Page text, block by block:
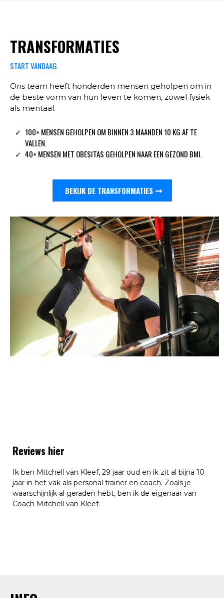
TRANSFORMATIES
START VANDAAG
Ons team heeft honderden mensen geholpen om in
de beste vorm van hun leven te komen, zowel fysiek
als mentaal.
100+ MENSEN GEHOLPEN OM BINNEN 3 MAANDEN 10 KG AF TE
VALLEN.
40+ MENSEN MET OBESITAS GEHOLPEN NAAR EEN GEZOND BMI.
BEKIJK DE TRANSFORMATIES
Reviews hier
Ik ben Mitchell van Kleef, 29 jaar oud en ik zit al bijna 10
jaar in het vak als personal trainer en coach. Zoals je
waarschijnlijk al geraden hebt, ben ik de eigenaar van
Coach Mitchell van Kleef.